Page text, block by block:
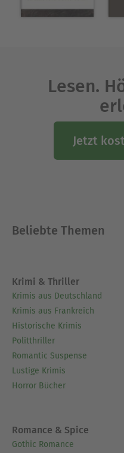
vielfältig engagiert. Er
Lesen.
Jetzt
Beliebte Themen
Krimi & Thriller
Krimis aus Deutschland
Krimis aus Frankreich
Historische Krimis
Politthriller
Romantic Suspense
Lustige Krimis
Horror Bücher
Romance & Spice
Gothic Romance